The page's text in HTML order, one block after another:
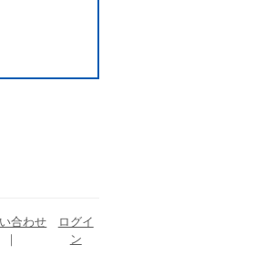
合わせ
ログイ
ン